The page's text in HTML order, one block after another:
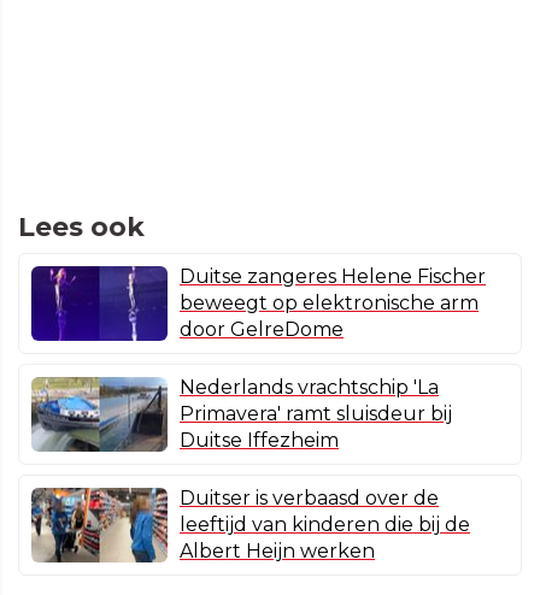
Lees ook
Duitse zangeres Helene Fischer
beweegt op elektronische arm
door GelreDome
Nederlands vrachtschip 'La
Primavera' ramt sluisdeur bij
Duitse Iffezheim
Duitser is verbaasd over de
leeftijd van kinderen die bij de
Albert Heijn werken